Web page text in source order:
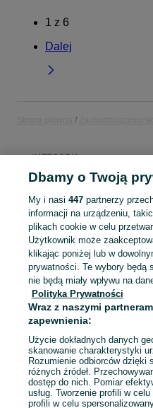
1 z 6
Dalej
KATEGORIA
kosiarka traktorek
Mapa kategorii
Mapa miejscowości
Mapa ministron
Popularne wyszukiwania
Dbamy o Twoją
My i nasi 447partnerzy
informacji na urządzeniu,
plikach cookie w celu
Użytkownik może
klikając poniżej lub w
prywatności. Te wybory będą
nie będą miały wpływu na
Polityka Prywatności
Wraz z naszymi
zapewnienia:
Użycie dokładnych danych
skanowanie charakterystyki
Rozumienie odbiorców
różnych źródeł.
dostęp do nich. Pomiar
usług. Tworzenie profili w
profili w celu